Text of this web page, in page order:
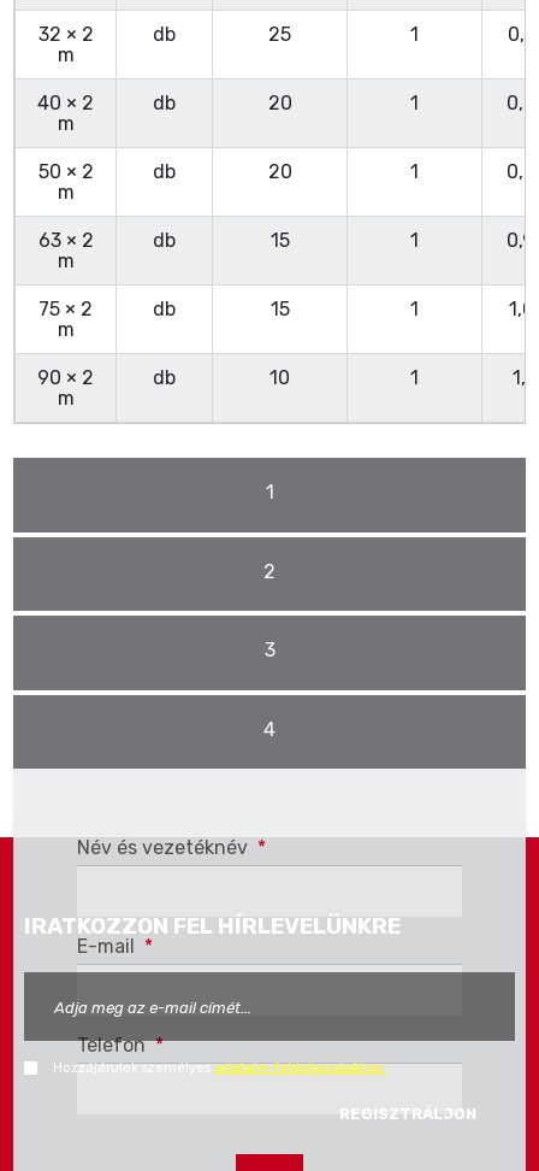
32 × 2
m
db 25 1
40 × 2
m
db 20 1
50 × 2
m
db 20 1
63 × 2
m
db 15 1
75 × 2
m
db 15 1
90 × 2
m
db 10 1
1
2
3
4
Név és vezetéknév *
E-mail *
Telefon*
IRATKOZZON FEL HÍRLEVELÜNKRE
Hozzájárulok személyesadataim feldolgozásához.